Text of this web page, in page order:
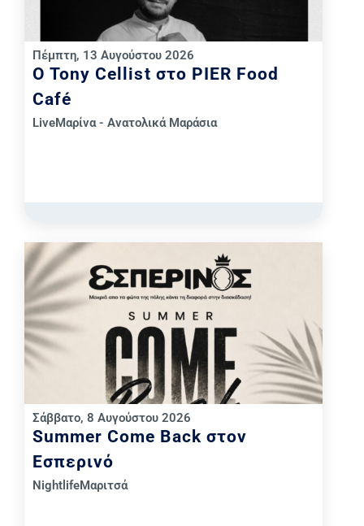
Πέμπτη, 13 Αυγούστου 2026
Ο Tony Cellist στο PIER Food
Café
LiveΜαρίνα - Ανατολικά Μαράσια
Σάββατο, 8 Αυγούστου 2026
Summer Come Back στον
Εσπερινό
NightlifeΜαριτσά